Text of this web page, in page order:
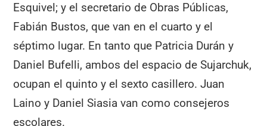
Esquivel; y el secretario de Obras Públicas,
Fabián Bustos, que van en el cuarto y el
séptimo lugar. En tanto que Patricia Durán y
Daniel Bufelli, ambos del espacio de Sujarchuk,
ocupan el quinto y el sexto casillero. Juan
Laino y Daniel Siasia van como consejeros
escolares.